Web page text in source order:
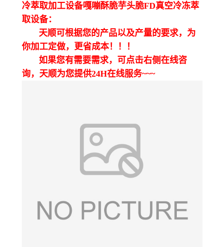
冷萃取加工设备嘎嘣酥脆芋头脆FD真空冷冻萃
取设备：
天顺可根据您的产品以及产量的要求，为
你加工定做，更省成本！！！
如果您有需要需求，可点击右侧在线咨
询，天顺为您提供24H在线服务~~~